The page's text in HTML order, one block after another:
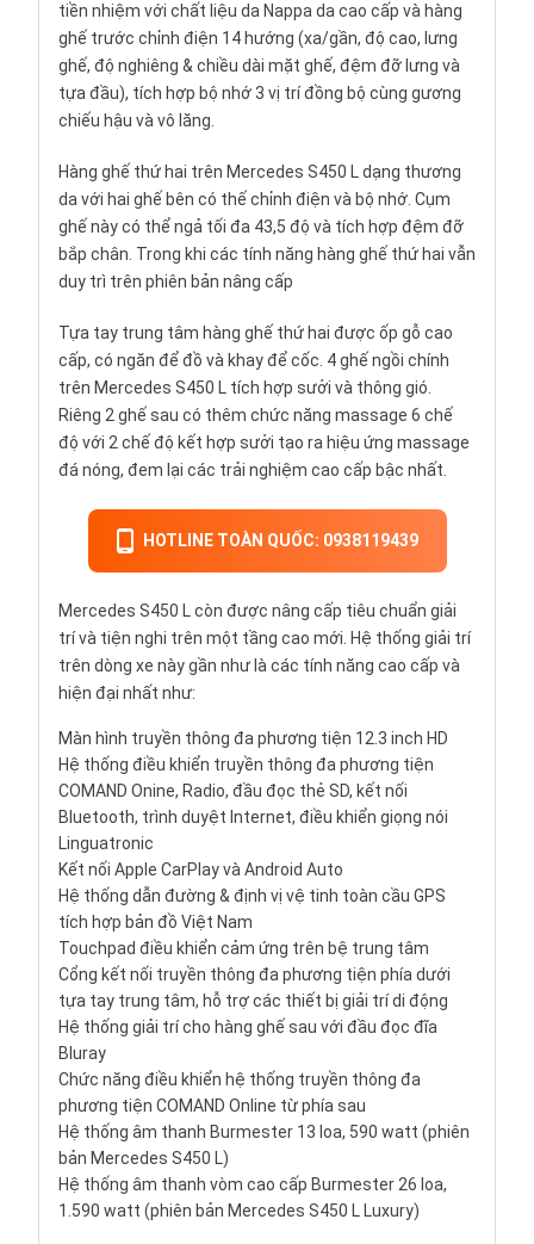
tiền nhiệm với chất liệu da Nappa da cao cấp và hàng
ghế trước chỉnh điện 14 hướng (xa/gần, độ cao, lưng
ghế, độ nghiêng & chiều dài mặt ghế, đệm đỡ lưng và
tựa đầu), tích hợp bộ nhớ 3 vị trí đồng bộ cùng gương
chiếu hậu và vô lăng.
Hàng ghế thứ hai trên Mercedes S450 L dạng thương
da với hai ghế bên có thế chỉnh điện và bộ nhớ. Cụm
ghế này có thể ngả tối đa 43,5 độ và tích hợp đệm đỡ
bắp chân. Trong khi các tính năng hàng ghế thứ hai vẫn
duy trì trên phiên bản nâng cấp
Tựa tay trung tâm hàng ghế thứ hai được ốp gỗ cao
cấp, có ngăn để đồ và khay để cốc. 4 ghế ngồi chính
trên Mercedes S450 L tích hợp sưởi và thông gió.
Riêng 2 ghế sau có thêm chức năng massage 6 chế
độ với 2 chế độ kết hợp sưởi tạo ra hiệu ứng massage
đá nóng, đem lại các trải nghiệm cao cấp bậc nhất.
HOTLINE TOÀN QUỐC: 0938119439
Mercedes S450 L còn được nâng cấp tiêu chuẩn giải
trí và tiện nghi trên một tầng cao mới. Hệ thống giải trí
trên dòng xe này gần như là các tính năng cao cấp và
hiện đại nhất như:
Màn hình truyền thông đa phương tiện 12.3 inch HD
Hệ thống điều khiển truyền thông đa phương tiện
COMAND Onine, Radio, đầu đọc thẻ SD, kết nối
Bluetooth, trình duyệt Internet, điều khiển giọng nói
Linguatronic
Kết nối Apple CarPlay và Android Auto
Hệ thống dẫn đường & định vị vệ tinh toàn cầu GPS
tích hợp bản đồ Việt Nam
Touchpad điều khiển cảm ứng trên bệ trung tâm
Cổng kết nối truyền thông đa phương tiện phía dưới
tựa tay trung tâm, hỗ trợ các thiết bị giải trí di động
Hệ thống giải trí cho hàng ghế sau với đầu đọc đĩa
Bluray
Chức năng điều khiển hệ thống truyền thông đa
phương tiện COMAND Online từ phía sau
Hệ thống âm thanh Burmester 13 loa, 590 watt (phiên
bản Mercedes S450 L)
Hệ thống âm thanh vòm cao cấp Burmester 26 loa,
1.590 watt (phiên bản Mercedes S450 L Luxury)